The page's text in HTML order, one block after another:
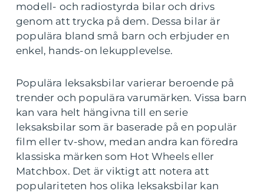
modell- och radiostyrda bilar och drivs
genom att trycka på dem. Dessa bilar är
populära bland små barn och erbjuder en
enkel, hands-on lekupplevelse.
Populära leksaksbilar varierar beroende på
trender och populära varumärken. Vissa barn
kan vara helt hängivna till en serie
leksaksbilar som är baserade på en populär
film eller tv-show, medan andra kan föredra
klassiska märken som Hot Wheels eller
Matchbox. Det är viktigt att notera att
populariteten hos olika leksaksbilar kan